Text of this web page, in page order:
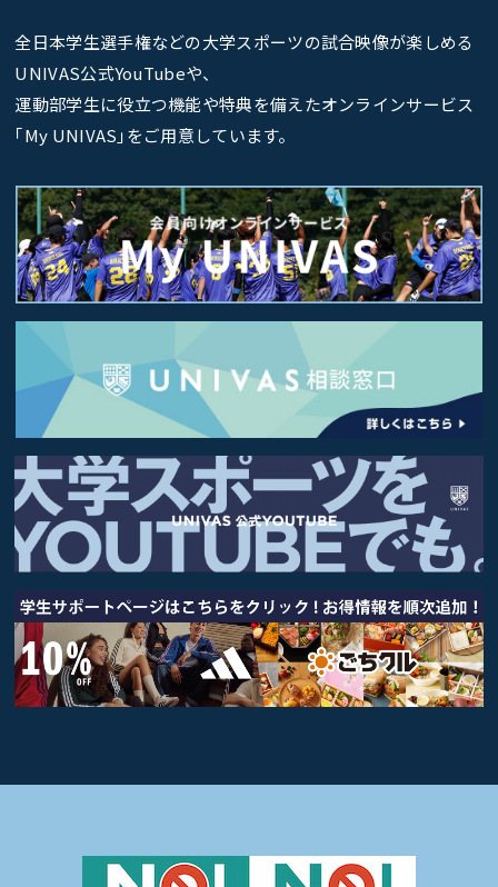
全日本学生選手権などの大学スポーツの試合映像が楽しめる
UNIVAS公式YouTubeや、
運動部学生に役立つ機能や特典を備えたオンラインサービス
｢My UNIVAS｣をご用意しています。